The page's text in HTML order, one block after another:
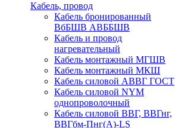
Кабель, провод
Кабель бронированный
ВбБШВ АВББШВ
Кабель и провод
нагревательный
Кабель монтажный МГШВ
Кабель монтажный МКШ
Кабель силовой АВВГ ГОСТ
Кабель силовой NYM
однопроволочный
Кабель силовой ВВГ, ВВГнг,
ВВГбм-Пнг(А)-LS